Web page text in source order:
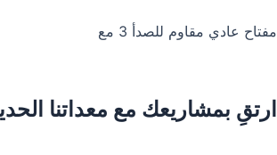
مفتاح عادي مقاوم للصدأ 3 مع
ارتقِ بمشاريعك مع معداتنا